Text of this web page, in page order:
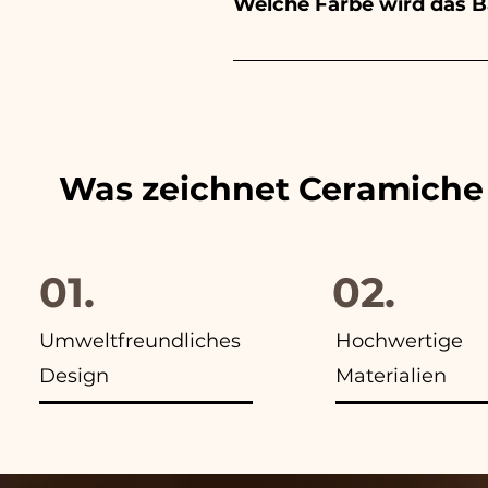
WhatsApp an unsere
Wir passen die Farben der
Was zeichnet
01.
Umweltfreundliches
Design
02.
Hochwertige
Materialien